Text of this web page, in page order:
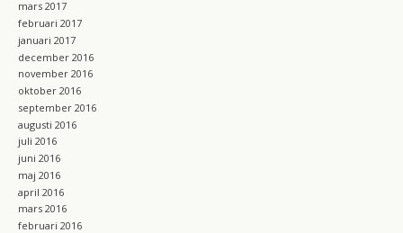
mars 2017
februari 2017
januari 2017
december 2016
november 2016
oktober 2016
september 2016
augusti 2016
juli 2016
juni 2016
maj 2016
april 2016
mars 2016
februari 2016